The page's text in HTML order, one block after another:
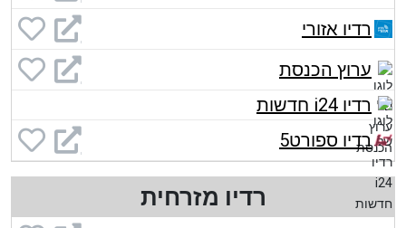
רדיו אזורי
ערוץ הכנסת
רדיו i24 חדשות
רדיו ספורט5
רדיו מזרחית